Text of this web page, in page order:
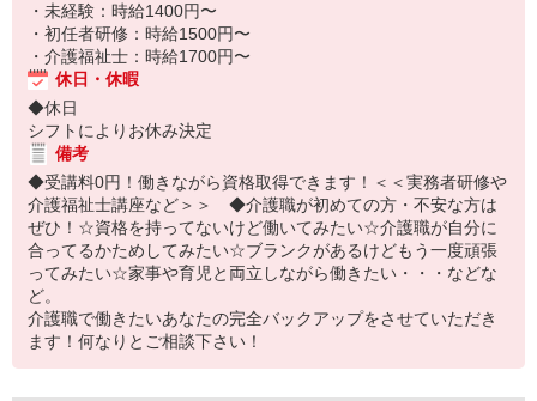
・未経験：時給1400円〜
・初任者研修：時給1500円〜
・介護福祉士：時給1700円〜
休日・休暇
◆休日
シフトによりお休み決定
備考
◆受講料0円！働きながら資格取得できます！＜＜実務者研修や
介護福祉士講座など＞＞ ◆介護職が初めての方・不安な方は
ぜひ！☆資格を持ってないけど働いてみたい☆介護職が自分に
合ってるかためしてみたい☆ブランクがあるけどもう一度頑張
ってみたい☆家事や育児と両立しながら働きたい・・・などな
ど。
介護職で働きたいあなたの完全バックアップをさせていただき
ます！何なりとご相談下さい！